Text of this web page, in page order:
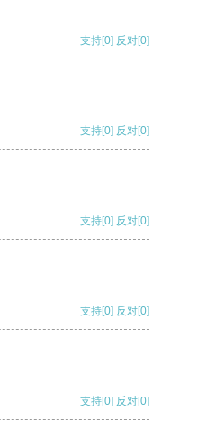
支持[0] 反对[0]
支持[0] 反对[0]
支持[0] 反对[0]
支持[0] 反对[0]
支持[0] 反对[0]